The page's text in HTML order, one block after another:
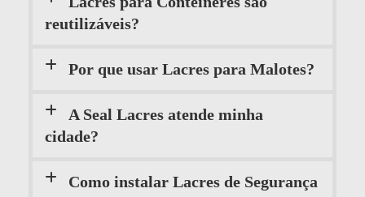
reutilizáveis?
Por que usar Lacres para Malotes?
A Seal Lacres atende minha
cidade?
Como instalar Lacres de Segurança